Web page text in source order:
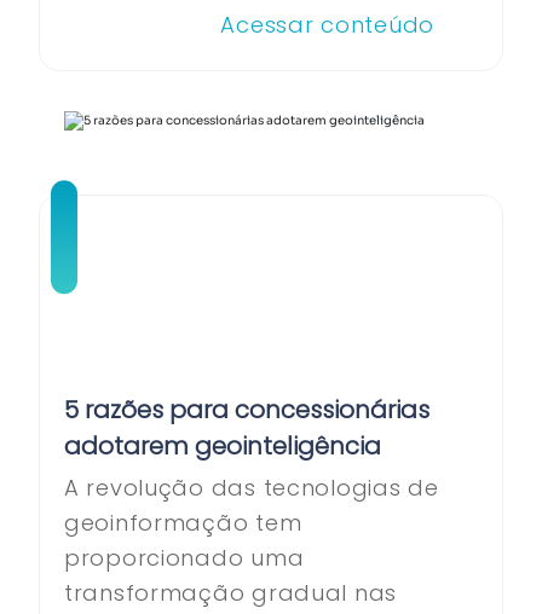
Acessar conteúdo
5 razões para concessionárias
adotarem geointeligência
A revolução das tecnologias de
geoinformação tem
proporcionado uma
transformação gradual nas